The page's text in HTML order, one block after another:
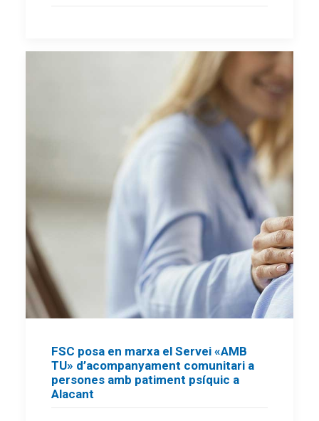
FSC posa en marxa el Servei «AMB
TU» d’acompanyament comunitari a
persones amb patiment psíquic a
Alacant